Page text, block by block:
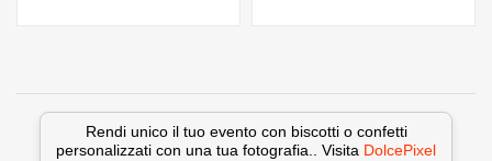
Rendi unico il tuo evento con biscotti o confetti
personalizzati con una tua fotografia.. Visita DolcePixel